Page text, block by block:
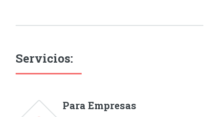
Servicios:
Para Empresas